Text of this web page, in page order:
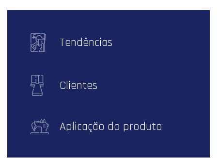
Tendências
Clientes
Aplicação do produto